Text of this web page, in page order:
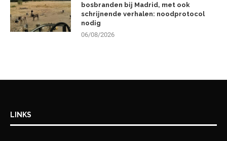
bosbranden bij Madrid, met ook
schrijnende verhalen: noodprotocol
nodig
06/08/2026
LINKS